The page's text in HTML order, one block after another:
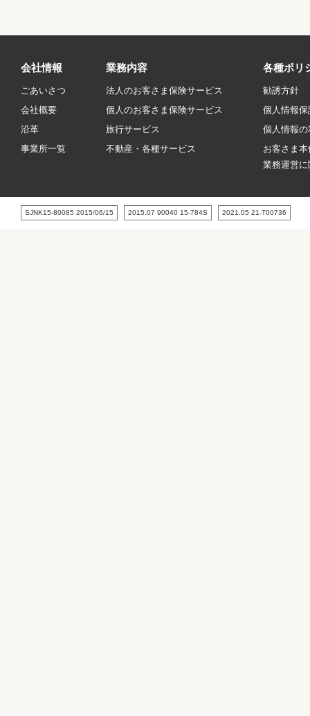
当社は、上記損害保険会社の代理店として保険契約締結の代
理権を有しております。
会社情報
ごあいさつ
会社概要
沿革
事業所一覧
業務内容
法人のお客さま保険サービス
個人のお客さま保険サービス
旅行サービス
不動産・各種サービス
各種ポリ
勧誘方針
個人情報保
個人情報
お客さま本
業務運営
SJNK15-80085 2015/06/15 2015.07 90040 15-784S 2021.05 21‐T00736